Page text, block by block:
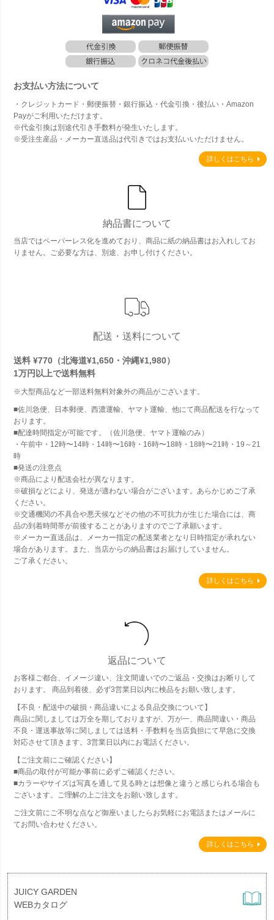
お支払い方法について
・クレジットカード・郵便振替・銀行振込・代金引換・後払い・Amazon
Payがご利用いただけます。
※代金引換は別途代引き手数料が発生いたします。
※受注生産品・メーカー直送品は代引きではお支払いいただけません。
詳しくはこちら
納品書について
当店ではペーパーレス化を進めており、商品に紙の納品書はお入れしてお
りません。ご必要な方は、別途、お申し付けください。
配送・送料について
送料 ¥770（北海道¥1,650・沖縄¥1,980）
1万円以上で送料無料
※大型商品など一部送料無料対象外の商品がございます。
■佐川急便、日本郵便、西濃運輸、ヤマト運輸、他にて商品配送を行なって
おります。
■配達時間指定が可能です。（佐川急便、ヤマト運輸のみ）
・午前中・12時〜14時・14時〜16時・16時〜18時・18時〜21時・19～21
時
■発送の注意点
※商品により配送会社が異なります。
※破損などにより、発送が適わない場合がございます。あらかじめご了承
ください。
※交通機関の不具合や悪天候などその他の不可抗力が生じた場合には、商
品の到着時間帯が前後することがありますのでご了承願います。
※メーカー直送品は、メーカー指定の配送業者となり日時指定が承れない
場合があります。また、当店からの納品書はお届けしていません。
ご了承ください。
詳しくはこちら
返品について
お客様ご都合、イメージ違い、注文間違いでのご返品・交換はお断りして
おります。 商品到着後、必ず3営業日以内に検品をお願い致します。
【不良・配送中の破損・商品違いによる良品交換について】
商品に関しましては万全を期しておりますが、万が一、商品間違い・商品
不良・運送事故等に関しましては送料・手数料を当店負担にて早急に交換
対応させて頂きます。3営業日以内にお電話ください。
【ご注文前にご確認ください】
■商品の取付が可能か事前に必ずご確認ください。
■カラーやサイズは写真を通して見る時とは想像と違うと感じられる場合も
ございます。ご理解の上ご注文をお願い致します。
ご注文前にご不明な点など御座いましたらお気軽にお電話またはメールに
てお問い合わせください。
詳しくはこちら
JUICY GARDEN
WEBカタログ